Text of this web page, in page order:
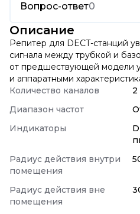
Вопрос-ответ0
Описание
Репитер для DECT-станций
сигнала между трубкой и
от предшествующей модели
и аппаратными
Количество каналов
2
Диапазон частот
Индикаторы
Радиус действия внутри
помещения
Радиус действия вне
помещения